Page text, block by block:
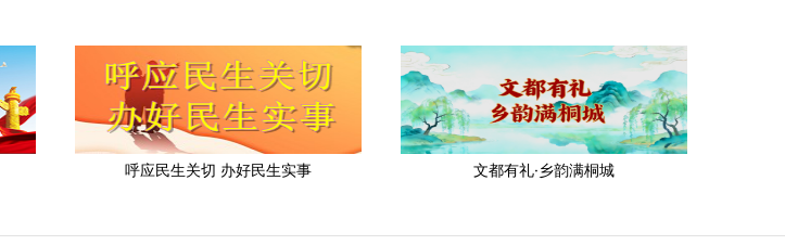
呼应民生关切 办好民生实事 文都有礼·乡韵满桐城